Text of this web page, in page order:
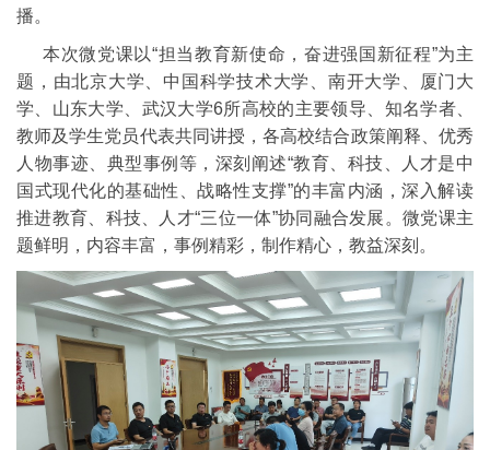
播。
本次微党课以“担当教育新使命，奋进强国新征程”为主
题，由北京大学、中国科学技术大学、南开大学、厦门大
学、山东大学、武汉大学6所高校的主要领导、知名学者、
教师及学生党员代表共同讲授，各高校结合政策阐释、优秀
人物事迹、典型事例等，深刻阐述“教育、科技、人才是中
国式现代化的基础性、战略性支撑”的丰富内涵，深入解读
推进教育、科技、人才“三位一体”协同融合发展。微党课主
题鲜明，内容丰富，事例精彩，制作精心，教益深刻。